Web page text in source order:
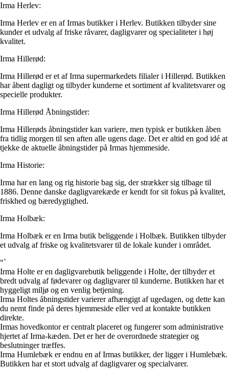
Irma Herlev:
Irma Herlev er en af Irmas butikker i Herlev. Butikken tilbyder sine
kunder et udvalg af friske råvarer, dagligvarer og specialiteter i høj
kvalitet.
Irma Hillerød:
Irma Hillerød er et af Irma supermarkedets filialer i Hillerød. Butikken
har åbent dagligt og tilbyder kunderne et sortiment af kvalitetsvarer og
specielle produkter.
Irma Hillerød Åbningstider:
Irma Hillerøds åbningstider kan variere, men typisk er butikken åben
fra tidlig morgen til sen aften alle ugens dage. Det er altid en god idé at
tjekke de aktuelle åbningstider på Irmas hjemmeside.
Irma Historie:
Irma har en lang og rig historie bag sig, der strækker sig tilbage til
1886. Denne danske dagligvarekæde er kendt for sit fokus på kvalitet,
friskhed og bæredygtighed.
Irma Holbæk:
Irma Holbæk er en Irma butik beliggende i Holbæk. Butikken tilbyder
et udvalg af friske og kvalitetsvarer til de lokale kunder i området.
“`
Irma Holte er en dagligvarebutik beliggende i Holte, der tilbyder et
bredt udvalg af fødevarer og dagligvarer til kunderne. Butikken har et
hyggeligt miljø og en venlig betjening.
Irma Holtes åbningstider varierer afhængigt af ugedagen, og dette kan
du nemt finde på deres hjemmeside eller ved at kontakte butikken
direkte.
Irmas hovedkontor er centralt placeret og fungerer som administrative
hjertet af Irma-kæden. Det er her de overordnede strategier og
beslutninger træffes.
Irma Humlebæk er endnu en af Irmas butikker, der ligger i Humlebæk.
Butikken har et stort udvalg af dagligvarer og specialvarer.